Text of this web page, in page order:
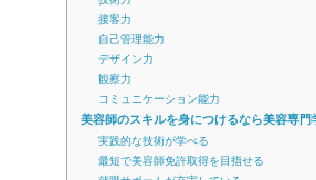
接客力
自己管理能力
デザイン力
観察力
コミュニケーション能力
美容師のスキルを身につけるなら美容専門
実践的な技術が学べる
最短で美容師免許取得を目指せる